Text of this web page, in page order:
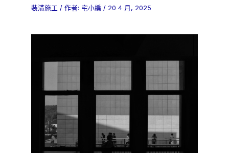
裝潢施工 / 作者: 宅小編/ 20 4 月, 2025